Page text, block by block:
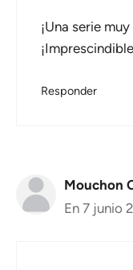
¡Una serie
Responder
Mouchon
En 7 junio